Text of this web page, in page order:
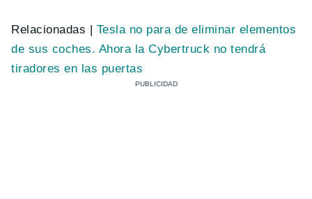
Relacionadas | Tesla no para de eliminar elementos
de sus coches. Ahora la Cybertruck no tendrá
tiradores en las puertas